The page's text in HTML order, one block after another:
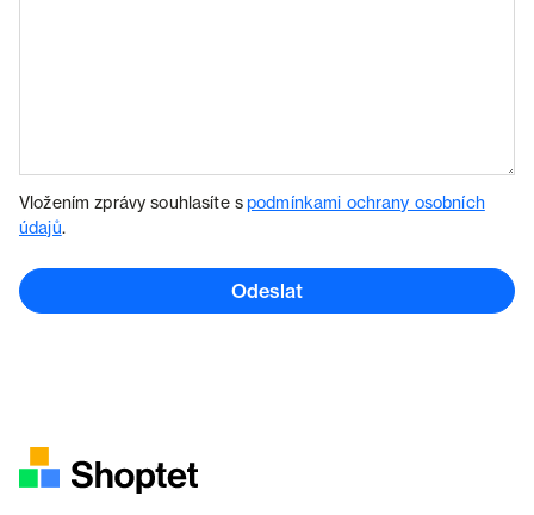
Vložením zprávy souhlasíte spodmínkami ochrany osobních
údajů.
Odeslat